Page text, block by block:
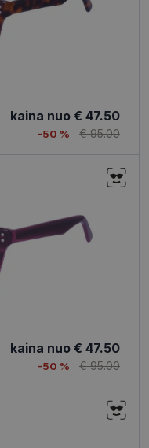
kaina nuo € 47.50
-50 % € 95.00
kaina nuo € 47.50
-50 % € 95.00